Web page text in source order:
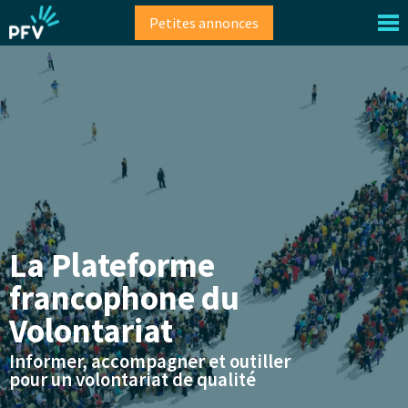
au
contenu
principal
Petites annonces
La Plateforme
francophone du
Volontariat
Informer, accompagner et outiller
pour un volontariat de qualité